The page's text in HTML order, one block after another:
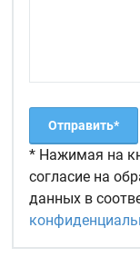
* Нажимая на
согласие на
данных в